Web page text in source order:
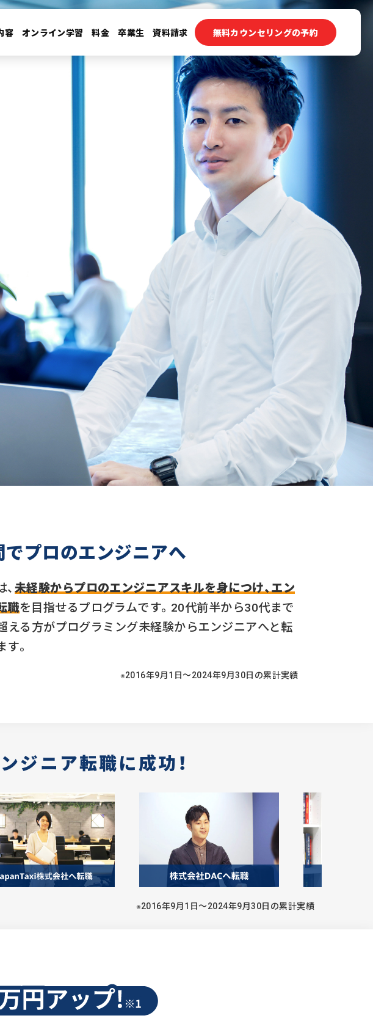
容 オンライン学習 料金 卒業生 資料請求 無料カウンセリングの予約
プロのエンジニアへ
未経験からプロのエンジニアスキルを身につけ、エン
職を目指せるプログラムです。20代前半から30代まで
える方がプログラミング未経験からエンジニアへと転
。
※2016年9月1日〜2024年9月30日の累計実績
ジニア転職に成功！
※2016年9月1日〜2024年9月30日の累計実績